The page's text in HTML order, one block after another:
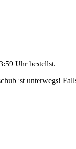
Uhrbestellst.
ist unterwegs!